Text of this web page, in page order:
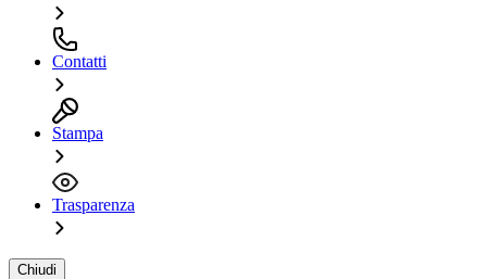
Contatti
Stampa
Trasparenza
Chiudi